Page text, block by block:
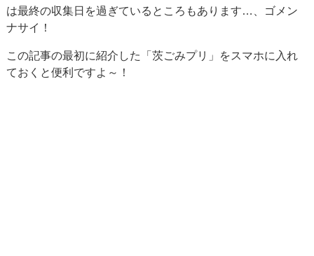
は最終の収集日を過ぎているところもあります…、ゴメン
ナサイ！
この記事の最初に紹介した「茨ごみプリ」をスマホに入れ
ておくと便利ですよ～！